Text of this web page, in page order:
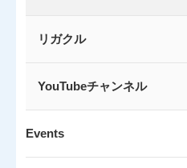
リガクル
YouTubeチャンネル
Events